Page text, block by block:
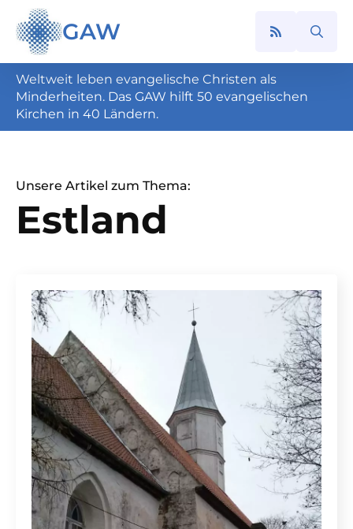
GAW
Search
Weltweit leben evangelische Christen als
Minderheiten. Das GAW hilft 50 evangelischen
Kirchen in 40 Ländern.
Unsere Artikel zum Thema:
Estland